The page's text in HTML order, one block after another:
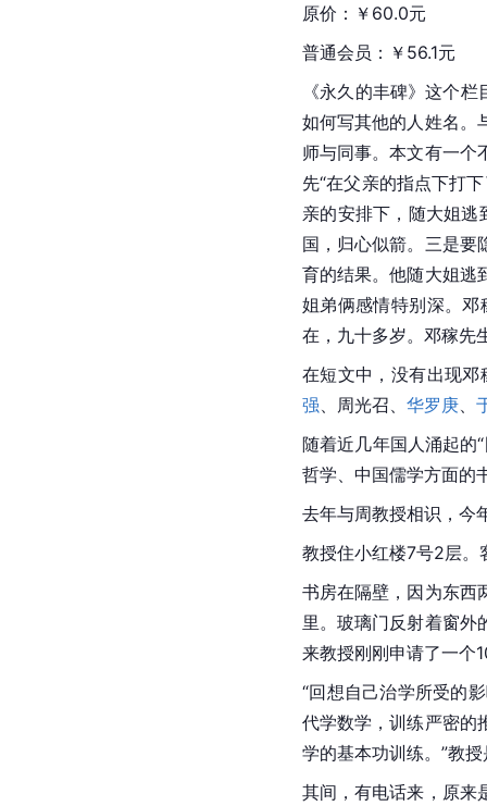
原价：￥60.0元
普通会员：￥56.1元
《永久的丰碑》这个
如何写其他的人姓名。
师与同事。本文有一个
先“在父亲的指点下打
亲的安排下，随大姐逃
国，归心似箭。三是要
育的结果。他随大姐逃
姐弟俩感情特别深。
在，九十多岁。邓稼先
在短文中，没有出现
强 、周光召、 华罗庚
随着近几年国人涌起的
哲学、中国儒学方面的
去年与周教授相识，今
教授住小红楼7号2层。
书房在隔壁，因为东西
里。玻璃门反射着窗外
来教授刚刚申请了一个
“回想自己治学所受的
代学数学，训练严密的
学的基本功训练。”教
其间，有电话来，原来